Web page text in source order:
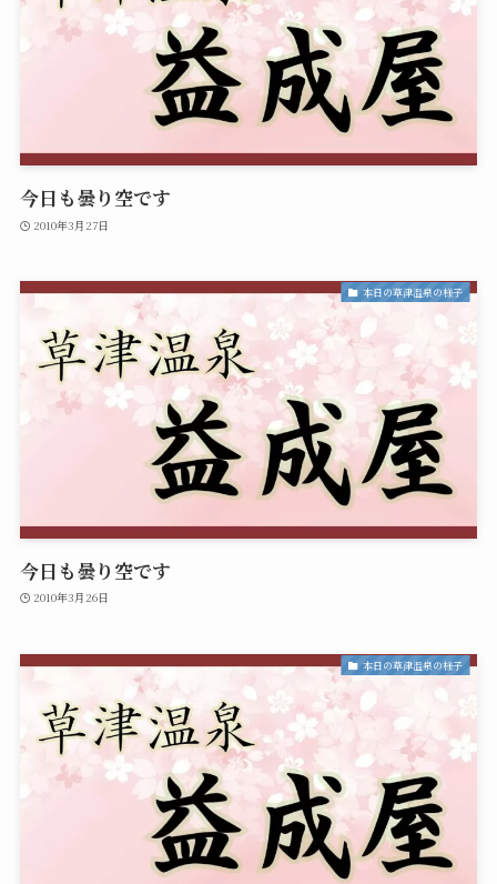
今日も曇り空です
2010年3月27日
本日の草津温泉の様子
今日も曇り空です
2010年3月26日
本日の草津温泉の様子